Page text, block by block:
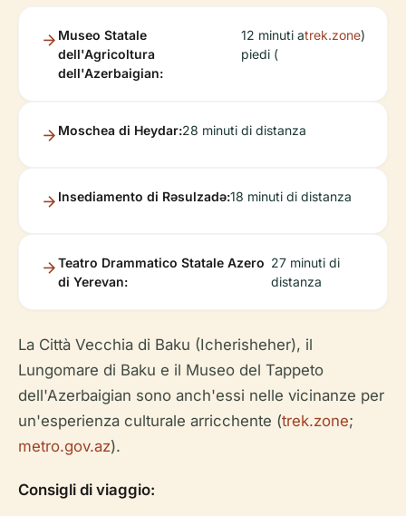
Museo Statale
dell'Agricoltura
dell'Azerbaigian:
12 minuti a
piedi (
trek.zone)
Moschea di Heydar:28 minuti di distanza
Insediamento di Rəsulzadə:18 minuti di distanza
Teatro Drammatico Statale Azero
di Yerevan:
27 minuti di
distanza
La Città Vecchia di Baku (Icherisheher), il
Lungomare di Baku e il Museo del Tappeto
dell'Azerbaigian sono anch'essi nelle vicinanze per
un'esperienza culturale arricchente (trek.zone;
metro.gov.az).
Consigli di viaggio: